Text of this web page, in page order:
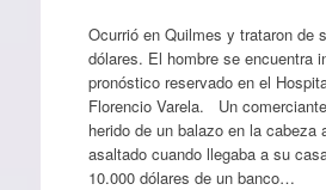
Ocurrió en Quilmes y trataron de
dólares. El hombre se encuentra
pronóstico reservado en el
Florencio Varela. Un
herido de un balazo en la cabeza
asaltado cuando llegaba a su
10.000 dólares de un banco…